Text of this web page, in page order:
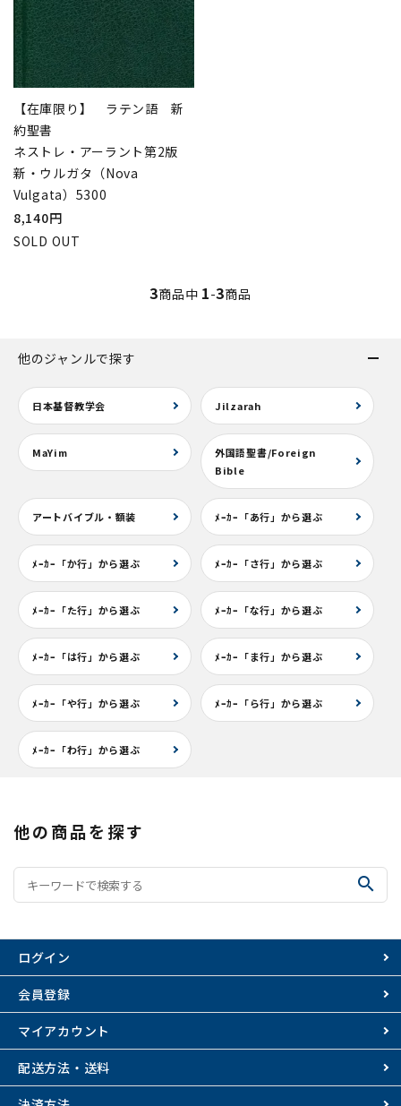
【在庫限り】 ラテン語 新
約聖書
ネストレ・アーラント第2版
新・ウルガタ（Nova
Vulgata）5300
8,140円
SOLD OUT
3商品中 1-3商品
他のジャンルで探す
日本基督教学会 Jilzarah
MaYim
外国語聖書/Foreign
Bible
アートバイブル・額装 ﾒｰｶｰ「あ行」から選ぶ
ﾒｰｶｰ「か行」から選ぶ ﾒｰｶｰ「さ行」から選ぶ
ﾒｰｶｰ「た行」から選ぶ ﾒｰｶｰ「な行」から選ぶ
ﾒｰｶｰ「は行」から選ぶ ﾒｰｶｰ「ま行」から選ぶ
ﾒｰｶｰ「や行」から選ぶ ﾒｰｶｰ「ら行」から選ぶ
ﾒｰｶｰ「わ行」から選ぶ
他の商品を探す
search
ログイン
会員登録
マイアカウント
配送方法・送料